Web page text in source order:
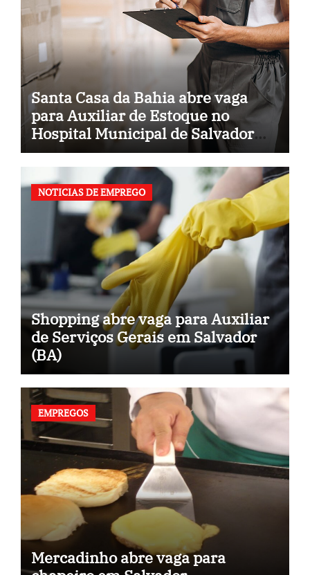
Santa Casa da Bahia abre vaga
para Auxiliar de Estoque no
Hospital Municipal de Salvador
(BA)
NOTICIAS DE EMPREGO
Shopping abre vaga para Auxiliar
de Serviços Gerais em Salvador
(BA)
EMPREGOS
Mercadinho abre vaga para